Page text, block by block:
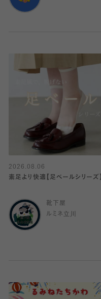
2026.08.06
素足より快適【足ベールシリーズ】
靴下屋
ルミネ立川